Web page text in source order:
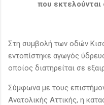
που
Στη συμβολή των οδών
εντοπίστηκε αγωγός
οποίος διατηρείται σε
Σύμφωνα με τους
Ανατολικής Αττικής, η